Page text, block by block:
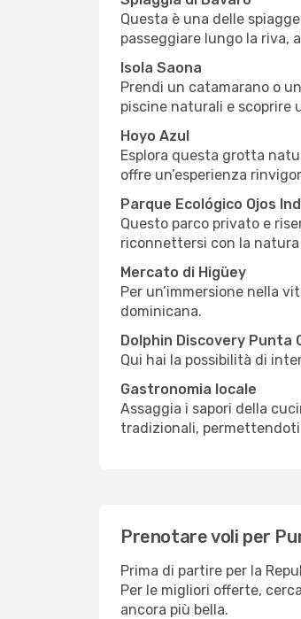
Questa è una delle
passeggiare lungo la riva,
Isola Saona
Prendi un catamarano o
piscine naturali e scoprire
Hoyo Azul
Esplora questa grotta
offre un’esperienza
Parque Ecológico Ojos
Questo parco privato e
riconnettersi con la
Mercato di Higüey
Per un’immersione nella
dominicana.
Dolphin Discovery Punta
Qui hai la possibilità di
Gastronomia locale
Assaggia i sapori della
tradizionali,
Prenotare voli per
Prima di partire per la
Per le migliori offerte,
ancora più bella.